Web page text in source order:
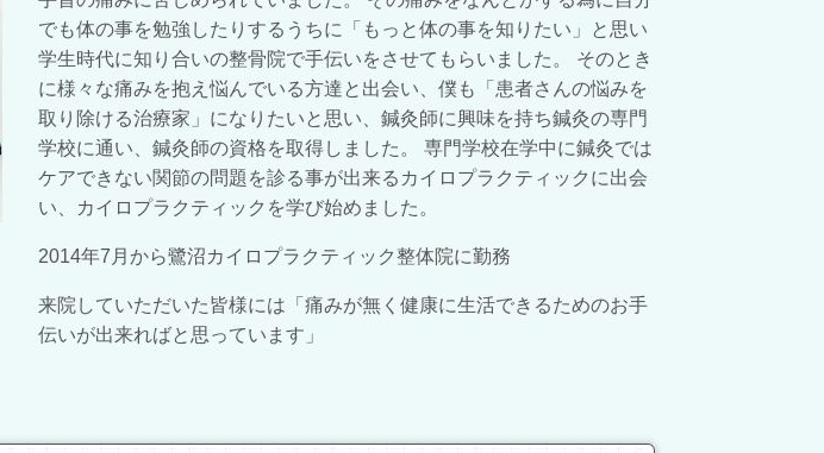
でも体の事を勉強したりするうちに「もっと体の事を知りたい」と思い
学生時代に知り合いの整骨院で手伝いをさせてもらいました。 そのとき
に様々な痛みを抱え悩んでいる方達と出会い、僕も「患者さんの悩みを
取り除ける治療家」になりたいと思い、鍼灸師に興味を持ち鍼灸の専門
学校に通い、鍼灸師の資格を取得しました。 専門学校在学中に鍼灸では
ケアできない関節の問題を診る事が出来るカイロプラクティックに出会
い、カイロプラクティックを学び始めました。
2014年7月から鷺沼カイロプラクティック整体院に勤務
来院していただいた皆様には「痛みが無く健康に生活できるためのお手
伝いが出来ればと思っています」